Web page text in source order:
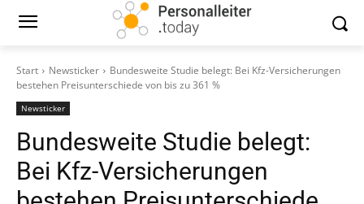
Start Newsticker
Bundesweite Studie belegt: Bei Kfz-Versicherungen
bestehen Preisunterschiede von bis zu 361 %
Newsticker
Bundesweite Studie belegt:
Bei Kfz-Versicherungen